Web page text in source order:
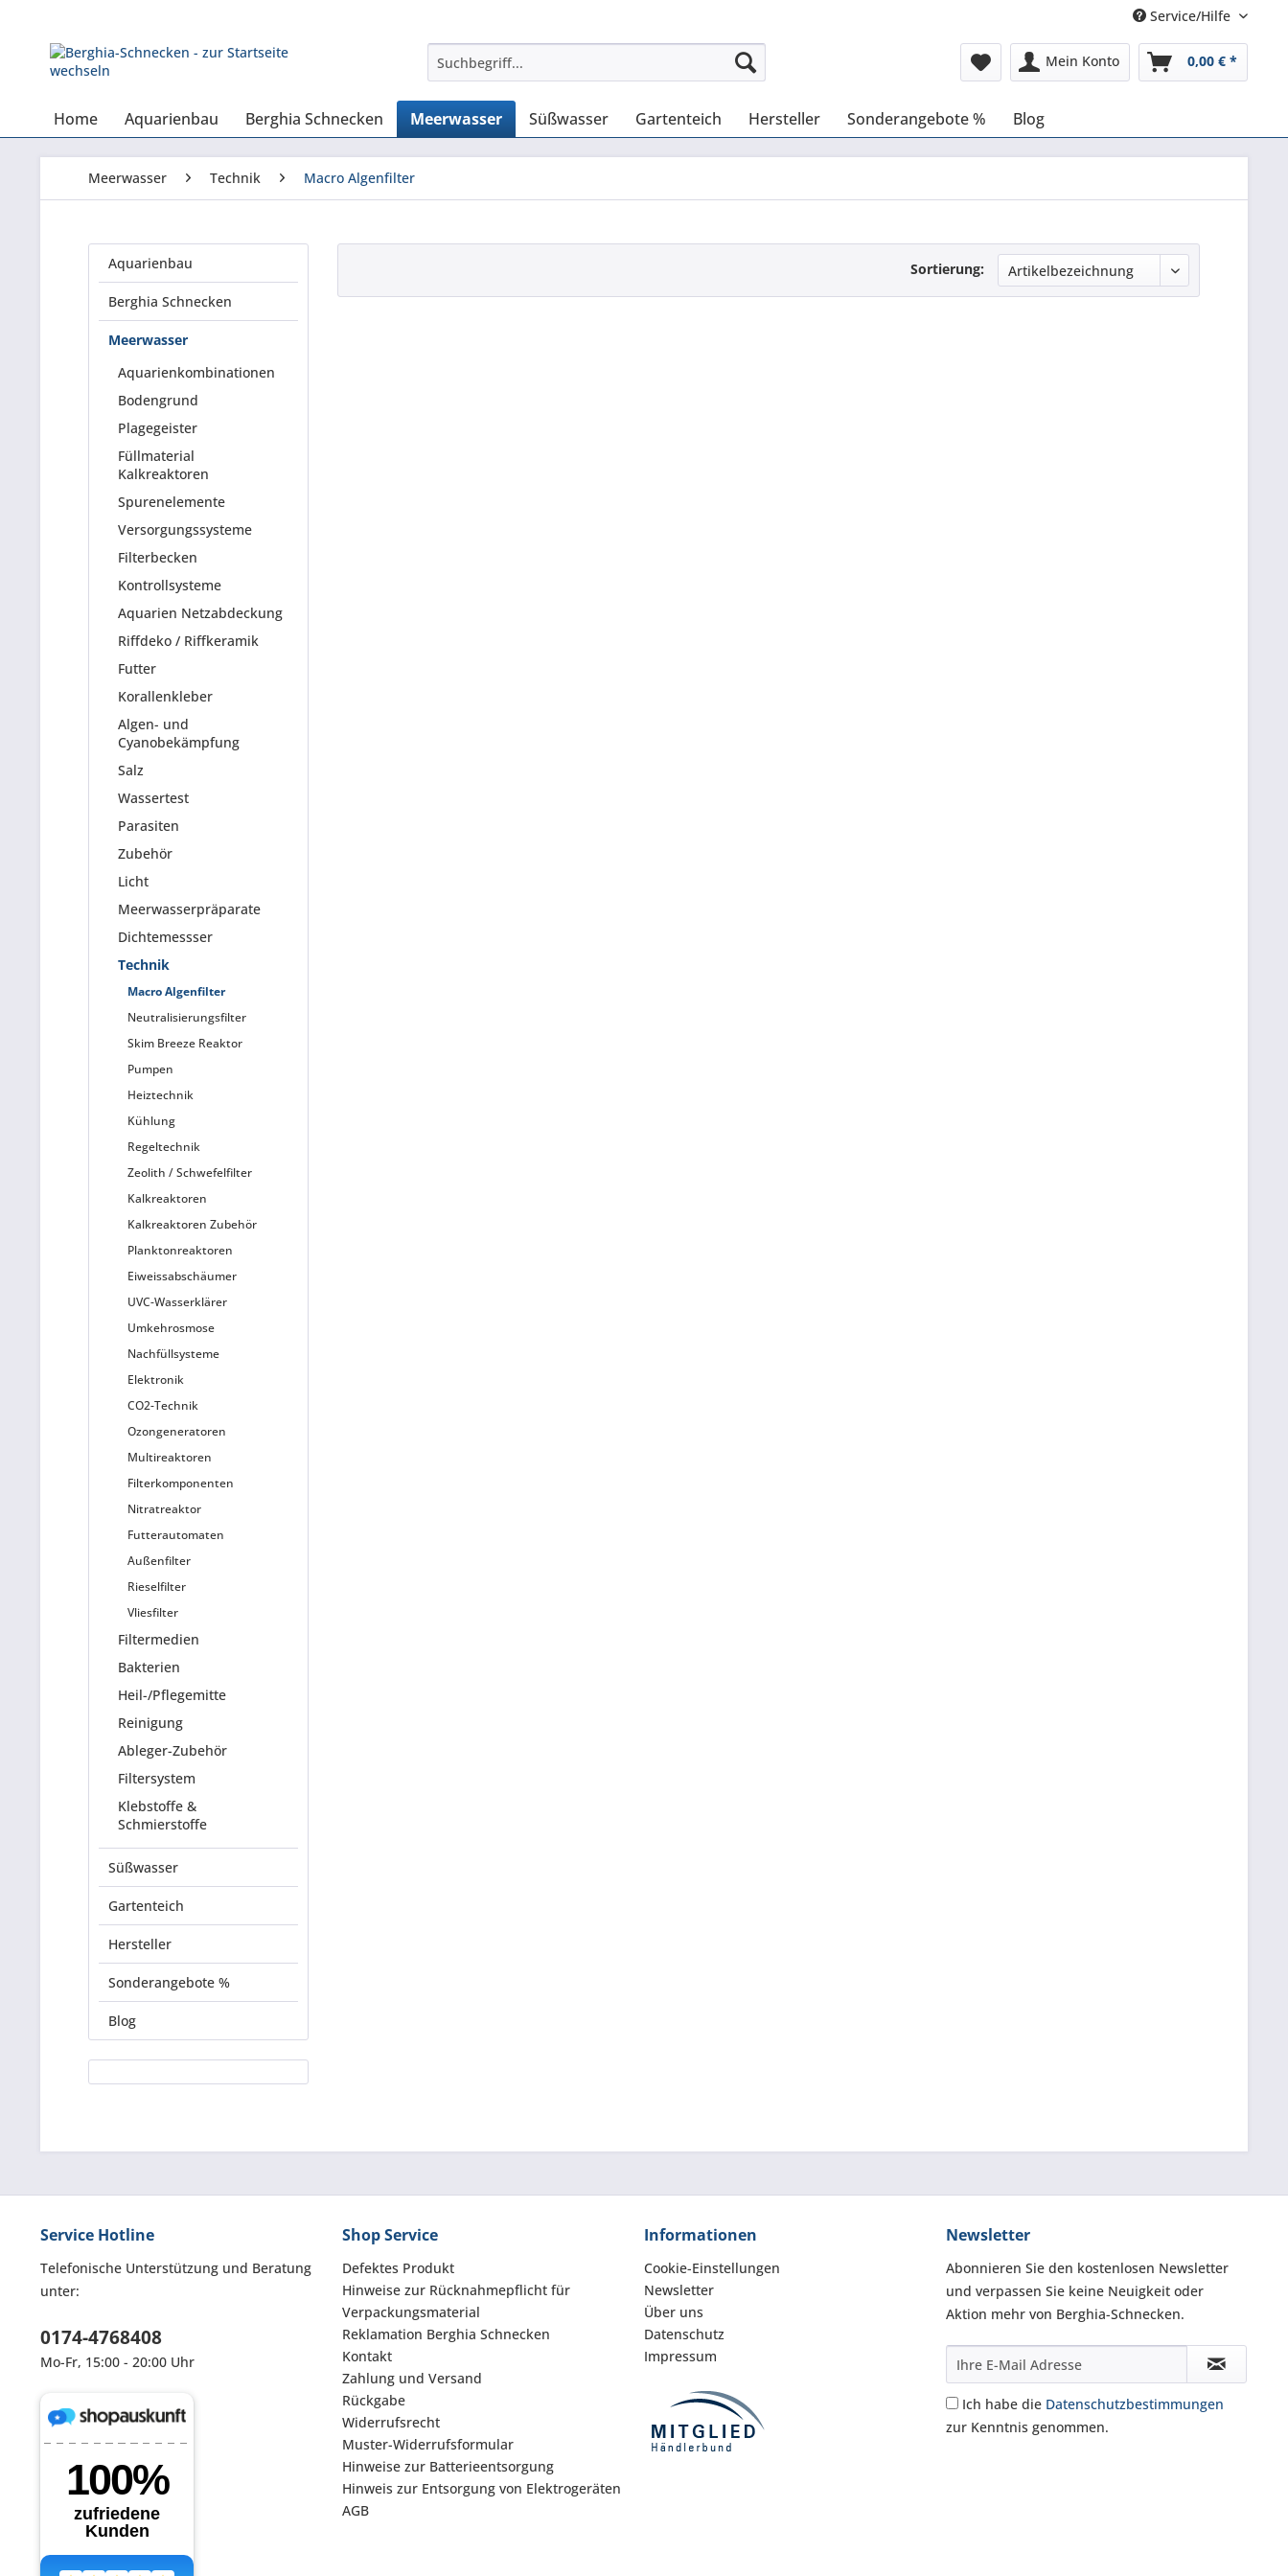
Service/Hilfe
Mein Konto 0,00 € *
Home Aquarienbau Berghia Schnecken Meerwasser Süßwasser Gartenteich Hersteller Sonderangebote % Blog
Meerwasser Technik Macro Algenfilter
Aquarienbau
Berghia Schnecken
Meerwasser
Aquarienkombinationen
Bodengrund
Plagegeister
Füllmaterial
Kalkreaktoren
Spurenelemente
Versorgungssysteme
Filterbecken
Kontrollsysteme
Aquarien Netzabdeckung
Riffdeko / Riffkeramik
Futter
Korallenkleber
Algen- und
Cyanobekämpfung
Salz
Wassertest
Parasiten
Zubehör
Licht
Meerwasserpräparate
Dichtemessser
Technik
Macro Algenfilter
Neutralisierungsfilter
Skim Breeze Reaktor
Pumpen
Heiztechnik
Kühlung
Regeltechnik
Zeolith / Schwefelfilter
Kalkreaktoren
Kalkreaktoren Zubehör
Planktonreaktoren
Eiweissabschäumer
UVC-Wasserklärer
Umkehrosmose
Nachfüllsysteme
Elektronik
CO2-Technik
Ozongeneratoren
Multireaktoren
Filterkomponenten
Nitratreaktor
Futterautomaten
Außenfilter
Rieselfilter
Vliesfilter
Filtermedien
Bakterien
Heil-/Pflegemitte
Reinigung
Ableger-Zubehör
Filtersystem
Klebstoffe &
Schmierstoffe
Süßwasser
Gartenteich
Hersteller
Sonderangebote %
Blog
Sortierung:
Service Hotline
Telefonische Unterstützung und Beratung
unter:
0174-4768408
Mo-Fr, 15:00 - 20:00 Uhr
Shop Service
Defektes Produkt
Hinweise zur Rücknahmepflicht für
Verpackungsmaterial
Reklamation Berghia Schnecken
Kontakt
Zahlung und Versand
Rückgabe
Widerrufsrecht
Muster-Widerrufsformular
Hinweise zur Batterieentsorgung
Hinweis zur Entsorgung von Elektrogeräten
AGB
Informationen
Cookie-Einstellungen
Newsletter
Über uns
Datenschutz
Impressum
Newsletter
Abonnieren Sie den kostenlosen Newsletter
und verpassen Sie keine Neuigkeit oder
Aktion mehr von Berghia-Schnecken.
Ich habe die Datenschutzbestimmungen
zur Kenntnis genommen.